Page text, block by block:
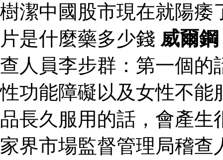
樹潔中國股市現在就陽
片是什麼藥多少錢 威爾鋼
查人員李步群：第一個的
性功能障礙以及女性不能
品長久服用的話，會產
家界市場監督管理局稽